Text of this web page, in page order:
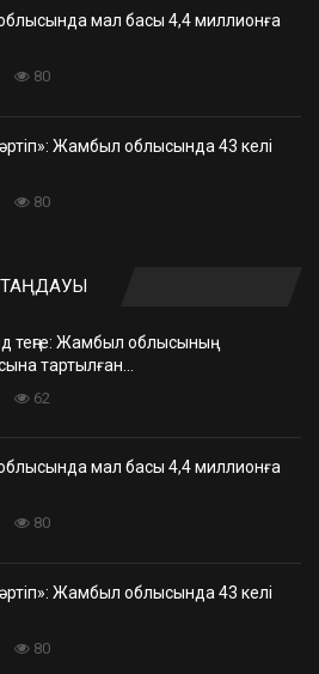
мал басы 4,4 миллионға
80
Жамбыл облысында 43 келі
80
теңге: Жамбыл облысының
тартылған…
62
мал басы 4,4 миллионға
80
Жамбыл облысында 43 келі
80